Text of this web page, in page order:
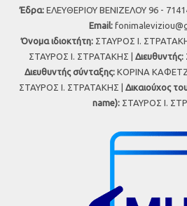
Έδρα: ΕΛΕΥΘΕΡΙΟΥ ΒΕΝΙΖΕΛΟΥ 96 -
Εmail:
Όνομα ιδιοκτήτη: ΣΤΑΥΡΟΣ Ι.
ΣΤΑΥΡΟΣ Ι. ΣΤΡΑΤΑΚΗΣ | Διευθυντής:
Διευθυντής σύνταξης:ΚΟΡΙΝΑ
ΣΤΑΥΡΟΣ Ι. ΣΤΡΑΤΑΚΗΣ | Δικαιούχος
name):ΣΤΑΥΡΟΣ Ι.